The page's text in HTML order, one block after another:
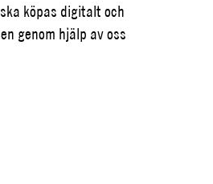
köpas digitalt och
genom hjälp av oss